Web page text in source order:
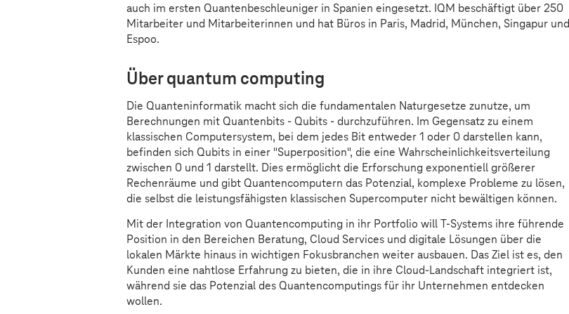
auch im ersten Quantenbeschleuniger in Spanien eingesetzt. IQM beschäftigt über 250
Mitarbeiter und Mitarbeiterinnen und hat Büros in Paris, Madrid, München, Singapur und
Espoo.
Über quantum computing
Die Quanteninformatik macht sich die fundamentalen Naturgesetze zunutze, um
Berechnungen mit Quantenbits - Qubits - durchzuführen. Im Gegensatz zu einem
klassischen Computersystem, bei dem jedes Bit entweder 1 oder 0 darstellen kann,
befinden sich Qubits in einer "Superposition", die eine Wahrscheinlichkeitsverteilung
zwischen 0 und 1 darstellt. Dies ermöglicht die Erforschung exponentiell größerer
Rechenräume und gibt Quantencomputern das Potenzial, komplexe Probleme zu lösen,
die selbst die leistungsfähigsten klassischen Supercomputer nicht bewältigen können.
Mit der Integration von Quantencomputing in ihr Portfolio will T-Systems ihre führende
Position in den Bereichen Beratung, Cloud Services und digitale Lösungen über die
lokalen Märkte hinaus in wichtigen Fokusbranchen weiter ausbauen. Das Ziel ist es, den
Kunden eine nahtlose Erfahrung zu bieten, die in ihre Cloud-Landschaft integriert ist,
während sie das Potenzial des Quantencomputings für ihr Unternehmen entdecken
wollen.